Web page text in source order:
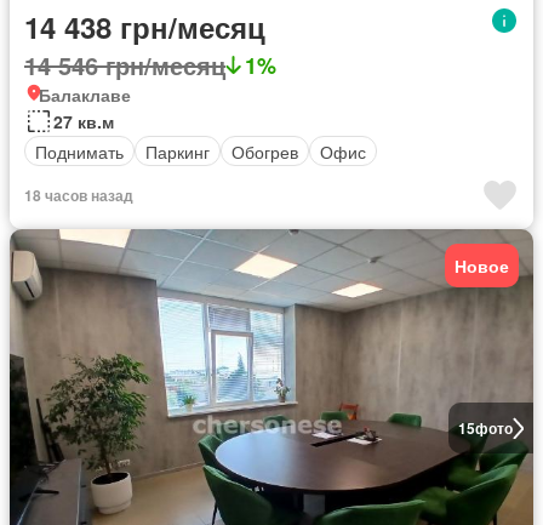
14 438 грн/месяц
14 546 грн/месяц 1%
Балаклаве
27 кв.м
Поднимать
Паркинг Обогрев Офис
18 часов назад
15фото
Новое